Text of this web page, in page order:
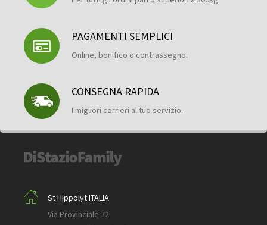
PAGAMENTI SEMPLICI
Online, bonifico o contrassegno.
CONSEGNA RAPIDA
I migliori corrieri al tuo servizio.
St Hippolyt ITALIA
Via Provinciale 72